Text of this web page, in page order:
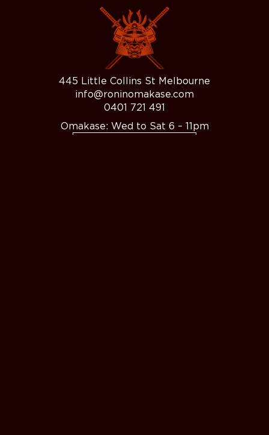
445 Little Collins St Melbourne
info@roninomakase.com
0401 721 491
Omakase: Wed to Sat 6 – 11pm